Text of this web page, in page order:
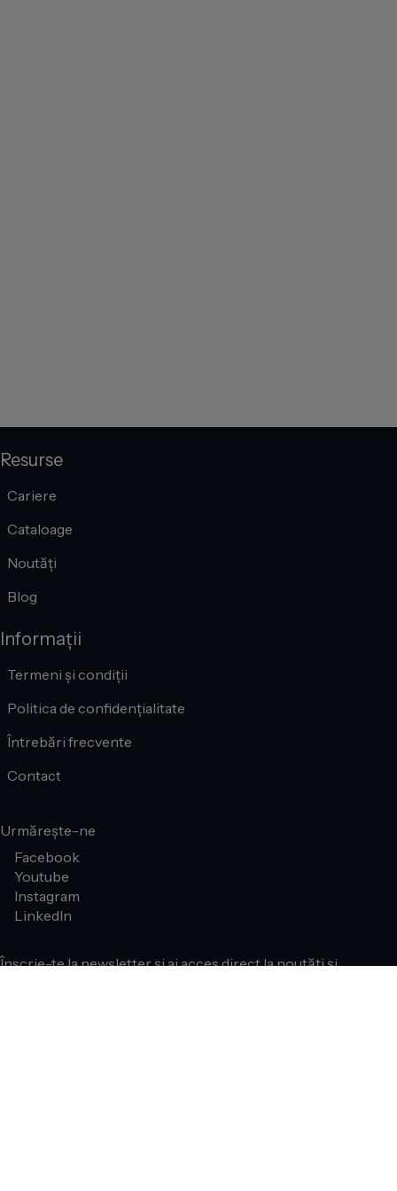
Resurse
Cariere
Cataloage
Noutăți
Blog
Informații
Termeni și condiții
Politica de confidențialitate
Întrebări frecvente
Contact
Urmărește-ne
Facebook
Youtube
Instagram
LinkedIn
Înscrie-te la newsletter și ai acces direct la noutăți și